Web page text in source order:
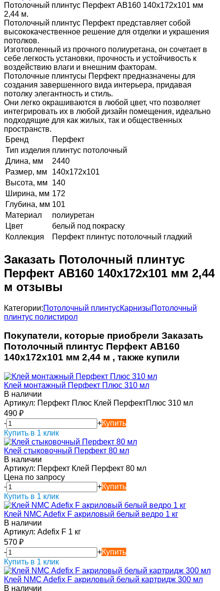
Потолочный плинтус Перфект AB160 140х172х101 мм
2,44 м.
Потолочный плинтус Перфект представляет собой
высококачественное решение для отделки и украшения
потолков.
Изготовленный из прочного полиуретана, он сочетает в
себе легкость установки, прочность и устойчивость к
воздействию влаги и внешним факторам.
Потолочные плинтусы Перфект предназначены для
создания завершенного вида интерьера, придавая
потолку элегантность и стиль.
Они легко окрашиваются в любой цвет, что позволяет
интегрировать их в любой дизайн помещения, идеально
подходящие для как жилых, так и общественных
пространств.
Бренд
Перфект
Тип изделия плинтус потолочный
Длина, мм
2440
Размер, мм
140х172х101
Высота, мм
140
Ширина, мм 172
Глубина, мм 101
Материал
полиуретан
Цвет
белый под покраску
Коллекция
Перфект плинтус потолочный гладкий
Заказать Потолочный плинтус
Перфект AB160 140х172х101 мм 2,44
м отзывы
Категории:Потолочный плинтусКарнизыПотолочный
плинтус полистирол
Покупатели, которые приобрели Заказать
Потолочный плинтус Перфект AB160
140х172х101 мм 2,44 м , также купили
Клей монтажный Перфект Плюс 310 мл
В наличии
Артикул: Перфект Плюс Клей ПерфектПлюс 310 мл
490 ₽
-
+Купить
Купить в 1 клик
Клей стыковочный Перфект 80 мл
В наличии
Артикул: Перфект Клей Перфект 80 мл
Цена по запросу
-
+Купить
Купить в 1 клик
Клей NMC Adefix F акриловый белый ведро 1 кг
В наличии
Артикул: Adefix F 1 кг
570 ₽
-
+Купить
Купить в 1 клик
Клей NMC Adefix F акриловый белый картридж 300 мл
В наличии